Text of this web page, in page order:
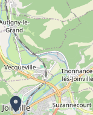
location_on